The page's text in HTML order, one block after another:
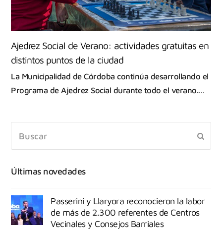
Ajedrez Social de Verano: actividades gratuitas en
distintos puntos de la ciudad
La Municipalidad de Córdoba continúa desarrollando el
Programa de Ajedrez Social durante todo el verano.…
Últimas novedades
Passerini y Llaryora reconocieron la labor
de más de 2.300 referentes de Centros
Vecinales y Consejos Barriales